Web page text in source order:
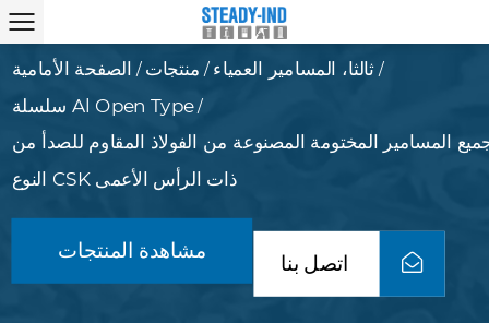
الصفحة الأمامية / منتجات / ثالثا، المسامير العمياء /
سلسلة Al Open Type/
المسامير المختومة المصنوعة من الفولاذ المقاوم للصدأ من
النوع CSK ذات الرأس الأعمى
مشاهدة المنتجات